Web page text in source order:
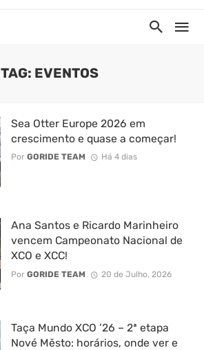
TAG: EVENTOS
Sea Otter Europe 2026 em
crescimento e quase a começar!
Por GORIDE TEAM Há 4 dias
Ana Santos e Ricardo Marinheiro
vencem Campeonato Nacional de
XCO e XCC!
Por GORIDE TEAM 20 de Julho, 2026
Taça Mundo XCO ’26 – 2ª etapa
Nové Město: horários, onde ver e